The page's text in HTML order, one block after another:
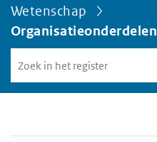
Wetenschap
Organisatieonderdelen
in
het
Avgregisterrijksoverheid.nl